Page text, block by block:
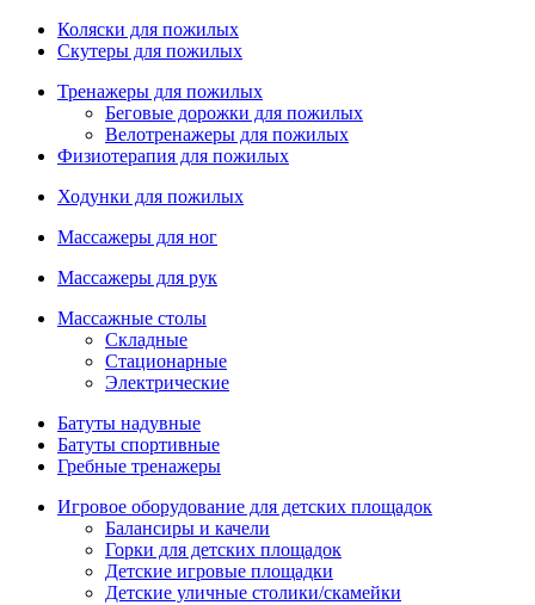
Коляски для пожилых
Скутеры для пожилых
Тренажеры для пожилых
Беговые дорожки для пожилых
Велотренажеры для пожилых
Физиотерапия для пожилых
Ходунки для пожилых
Массажеры для ног
Массажеры для рук
Массажные столы
Складные
Стационарные
Электрические
Батуты надувные
Батуты спортивные
Гребные тренажеры
Игровое оборудование для детских площадок
Балансиры и качели
Горки для детских площадок
Детские игровые площадки
Детские уличные столики/скамейки